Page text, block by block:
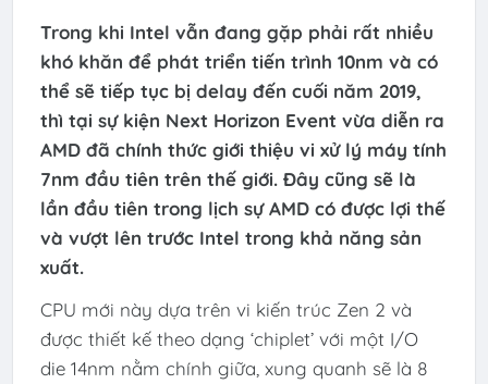
Trong khi Intel vẫn đang gặp phải rất nhiều
khó khăn để phát triển tiến trình 10nm và có
thể sẽ tiếp tục bị delay đến cuối năm 2019,
thì tại sự kiện Next Horizon Event vừa diễn ra
AMD đã chính thức giới thiệu vi xử lý máy tính
7nm đầu tiên trên thế giới. Đây cũng sẽ là
lần đầu tiên trong lịch sự AMD có được lợi thế
và vượt lên trước Intel trong khả năng sản
xuất.
CPU mới này dựa trên vi kiến trúc Zen 2 và
được thiết kế theo dạng ‘chiplet’ với một I/O
die 14nm nằm chính giữa, xung quanh sẽ là 8